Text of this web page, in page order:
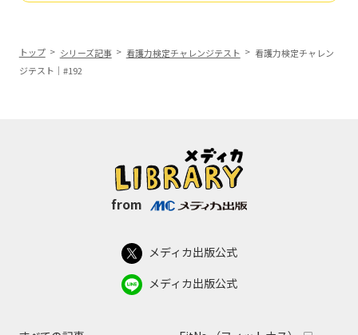
トップ シリーズ記事 看護力検定チャレンジテスト
看護力検定チャレン
ジテスト｜#192
from
メディカ出版公式
メディカ出版公式